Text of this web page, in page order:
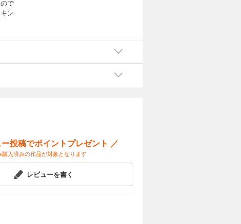
で
ン
ら
解
く●
投稿でポイントプレゼント ／
購入済みの作品が対象となります
レビューを書く